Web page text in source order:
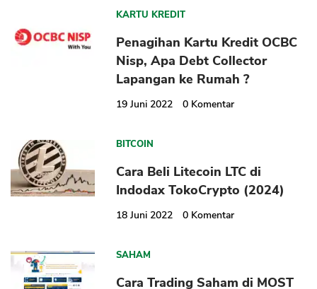
KARTU KREDIT
Penagihan Kartu Kredit OCBC
Nisp, Apa Debt Collector
Lapangan ke Rumah ?
19 Juni 2022 0 Komentar
BITCOIN
Cara Beli Litecoin LTC di
Indodax TokoCrypto (2024)
18 Juni 2022 0 Komentar
SAHAM
Cara Trading Saham di MOST